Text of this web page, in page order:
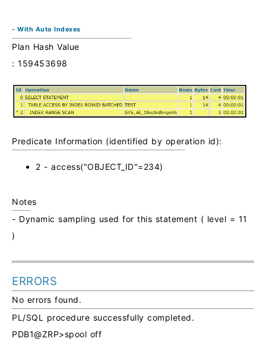
- With Auto Indexes
Plan Hash Value
: 159453698
Predicate Information (identified by operation id):
2 - access("OBJECT_ID"=234)
Notes
- Dynamic sampling used for this statement ( level = 11
)
ERRORS
No errors found.
PL/SQL procedure successfully completed.
PDB1@ZRP>spool off